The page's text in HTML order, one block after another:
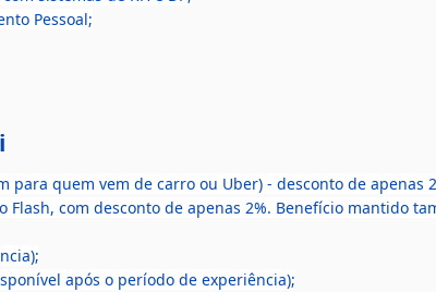
Pessoal;
quem vem de carro ou Uber) - desconto de apenas
Flash, com desconto de apenas 2%. Benefício mantido
após o período de experiência);